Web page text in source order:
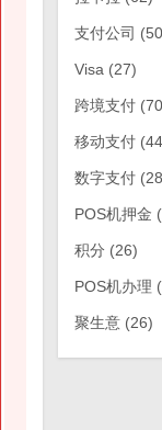
支付公司
Visa (27)
跨境支付
移动支付
数字支付
POS机押金
积分 (26)
POS机办理
聚生意(26)